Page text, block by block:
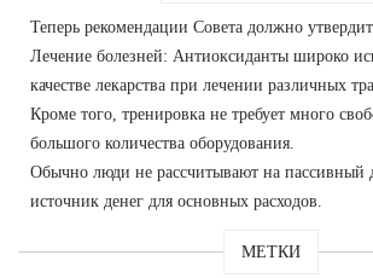
Теперь рекомендации Совета должно
Лечение болезней: Антиоксиданты широко
качестве лекарства при лечении различных
Кроме того, тренировка не требует много
большого количества оборудования.
Обычно люди не рассчитывают на пассивный
источник денег для основных расходов.
МЕТКИ